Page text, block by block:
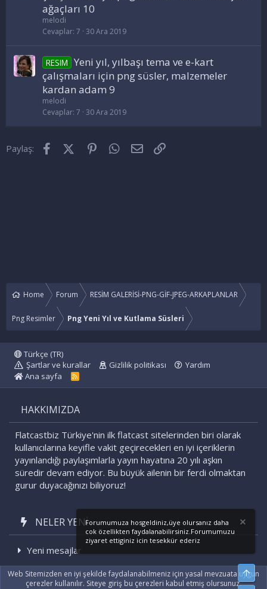
ağaçları 10
melodi
Cevaplar 7 30 Ara 2019
RESIM Yeni yıl, yılbaşı tema ve e-kart
çalışmaları için png süsler, malzemeler
kardan adam 9
melodi
Cevaplar 7 30 Ara 2019
Paylaş: FacebookX (Twitter)PinterestWhatsApp
E-posta
Home Forum RESİM GALERİSİ-PNG-GİF-JPEG-ARKAPLANLAR
Png Resimler Png Yeni Yıl ve Kutlama Süsleri
Türkçe (TR)
Şartlar ve kurallar
Gizlilik politikası
Yardım
Ana sayfa
R
HAKKIMIZDA
Flatcastbiz Türkiye'nin ilk flatcast sitelerinden biri olarak
kullanıcılarına keyifle vakit geçirecekleri en iyi içeriklerin
yayınlandığı paylaşımlarla yayın hayatına 20 yılı aşkın
süredir devam ediyor. Bu büyük ailenin bir ferdi olmaktan
gurur duyacağınızı biliyoruz!
NELER YENI
Yeni mesajlar
Son etkinlikler
Forumumuza hosgeldiniz,üye olursanız daha
cok özellikten faydalanabilirsiniz.Forumumuzu
ziyaret ettiginiz icin tesekkür ederiz
Web Sitemizden en iyi şekilde faydalanabilmeniz için yasal mevzuata uygun
çerezler kullanılır. Siteye giriş bu çerezleri kabul etmiş olursunuz.
Üst